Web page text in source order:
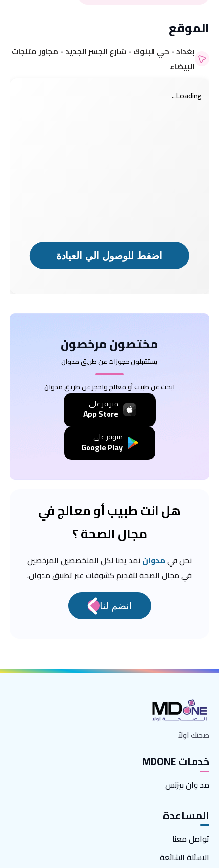
الموقع
بغداد - حي البنوك - شارع الجسر الجديد - مجاور مثلجات
البيضاء
Loading...
اضفط للوصول الي العيادة
مختصون مرخصون
يستقبلون حجوزات عن طريق مدوان
ابحث عن طبيب أو معالج واحجز عن طريق مدوان
متوفر علي
App Store
متوفر علي
Google Play
هل انت طبيب أو معالج في
مجال الصحة ؟
نحن فيمدوان نمد يدنا لكل المتخصصين المرخصين
في مجال الصحة لتقديم كشوفات عبر تطبيق مدوان.
انضم لنا
صحتك اولاً
خدمات MDONE
مد وان بيزنس
المساعدة
تواصل معنا
الاسئلة الشائعة